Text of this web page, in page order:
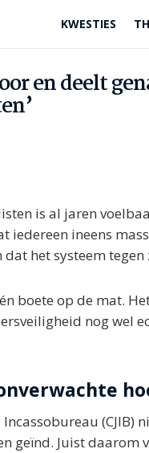
KWESTIES
en deelt
is al jaren
iedereen ineens
het systeem tegen
boete op de mat.
nog wel
(CJIB)
geïnd. Juist daarom